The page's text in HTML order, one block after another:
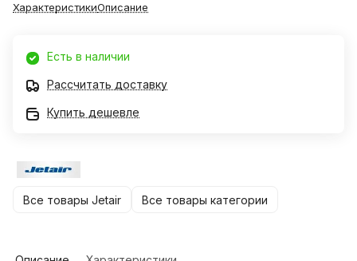
ХарактеристикиОписание
Есть в наличии
Рассчитать доставку
Купить дешевле
Все товары Jetair Все товары категории